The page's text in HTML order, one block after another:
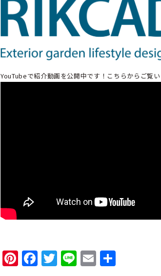
YouTubeで紹介動画を公開中です！こちらからご覧い
Pinterest
Facebook
Twitter
LineEmail